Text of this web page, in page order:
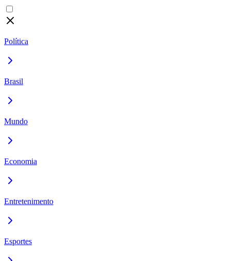
Política
Brasil
Mundo
Economia
Entretenimento
Esportes